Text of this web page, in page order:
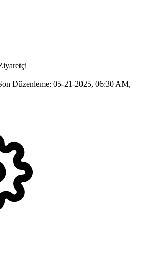
Düzenleme: 05-21-2025, 06:30 AM,